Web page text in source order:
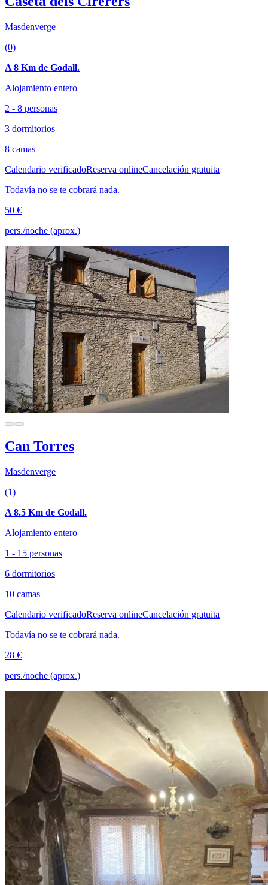
Masdenverge
(0)
A 8 Km de Godall.
Alojamiento entero
2 - 8 personas
3 dormitorios
8 camas
Calendario verificadoReserva onlineCancelación gratuita
Todavía no se te cobrará nada.
50 €
pers./noche (aprox.)
Can Torres
Masdenverge
(1)
A 8.5 Km de Godall.
Alojamiento entero
1 - 15 personas
6 dormitorios
10 camas
Calendario verificadoReserva onlineCancelación gratuita
Todavía no se te cobrará nada.
28 €
pers./noche (aprox.)